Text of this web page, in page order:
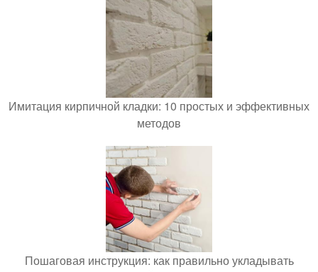
Имитация кирпичной кладки: 10 простых и эффективных
методов
Пошаговая инструкция: как правильно укладывать